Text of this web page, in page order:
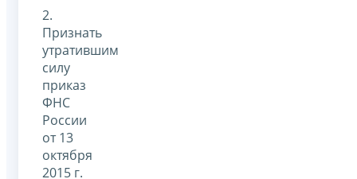
2.
Признать
утратившим
силу
приказ
ФНС
России
от 13
октября
2015 г.